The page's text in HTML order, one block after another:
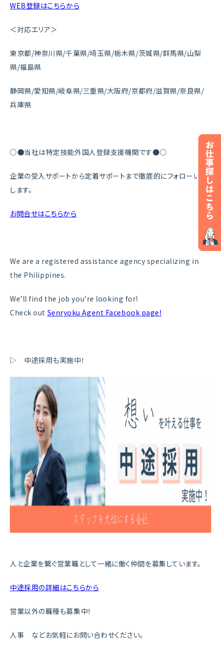
WEB登録はこちらから
＜対応エリア＞
東京都/神奈川県/千葉県/埼玉県/栃木県/茨城県/群馬県/山梨
県/福島県
静岡県/愛知県/岐阜県/三重県/大阪府/京都府/滋賀県/奈良県/
兵庫県
○●当社は特定技能外国人登録支援機関です●○
企業の受入サポートから定着サポートまで徹底的にフォローいた
します。
お問合せはこちらから
We are a registered assistance agency specializing in
the Philippines.
We’ll find the job you’re looking for!
Check out Senryoku Agent Facebook page!
▷ 中途採用も実施中！
人と企業を繋ぐ営業職として一緒に働く仲間を募集しています。
中途採用の詳細はこちらから
営業以外の職種も募集中！
人事 などお気軽にお問い合わせください。